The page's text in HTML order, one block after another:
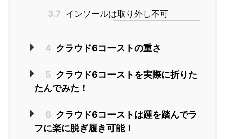
3.7 インソールは取り外し不可
4 クラウド6コーストの重さ
5 クラウド6コーストを実際に折りた
たんでみた！
6 クラウド6コーストは踵を踏んでラ
フに楽に脱ぎ履き可能！